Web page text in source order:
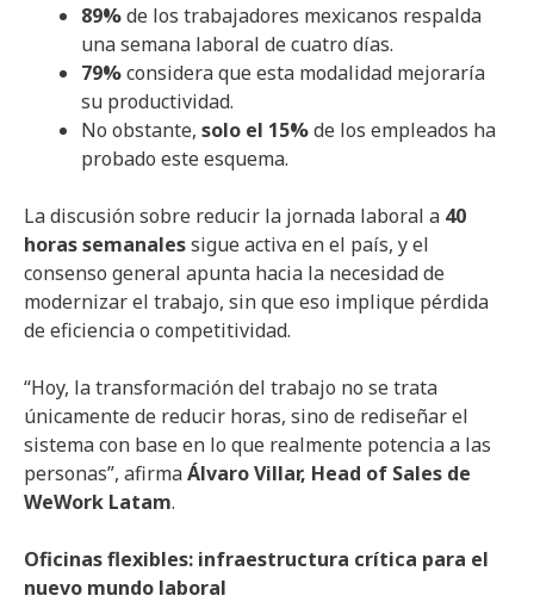
89%de los trabajadores mexicanos respalda
una semana laboral de cuatro días.
79%considera que esta modalidad mejoraría
su productividad.
No obstante, solo el 15%de los empleados ha
probado este esquema.
La discusión sobre reducir la jornada laboral a 40
horas semanalessigue activa en el país, y el
consenso general apunta hacia la necesidad de
modernizar el trabajo, sin que eso implique pérdida
de eficiencia o competitividad.
“Hoy, la transformación del trabajo no se trata
únicamente de reducir horas, sino de rediseñar el
sistema con base en lo que realmente potencia a las
personas”, afirmaÁlvaro Villar, Head of Sales de
WeWork Latam.
Oficinas flexibles: infraestructura crítica para el
nuevo mundo laboral